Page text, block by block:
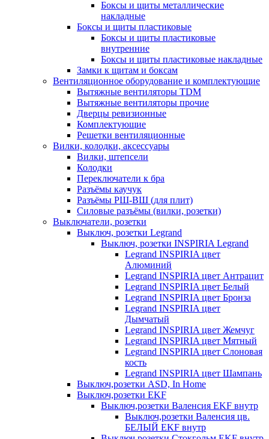
Боксы и щиты металлические
накладные
Боксы и щиты пластиковые
Боксы и щиты пластиковые
внутренние
Боксы и щиты пластиковые накладные
Замки к щитам и боксам
Вентиляционное оборудование и комплектующие
Вытяжные вентиляторы TDM
Вытяжные вентиляторы прочие
Дверцы ревизионные
Комплектующие
Решетки вентиляционные
Вилки, колодки, аксессуары
Вилки, штепсели
Колодки
Переключатели к бра
Разъёмы каучук
Разъёмы РШ-ВШ (для плит)
Силовые разъёмы (вилки, розетки)
Выключатели, розетки
Выключ, розетки Legrand
Выключ, розетки INSPIRIA Legrand
Legrand INSPIRIA цвет
Алюминий
Legrand INSPIRIA цвет Антрацит
Legrand INSPIRIA цвет Белый
Legrand INSPIRIA цвет Бронза
Legrand INSPIRIA цвет
Дымчатый
Legrand INSPIRIA цвет Жемчуг
Legrand INSPIRIA цвет Мятный
Legrand INSPIRIA цвет Слоновая
кость
Legrand INSPIRIA цвет Шампань
Выключ,розетки ASD, In Home
Выключ,розетки EKF
Выключ,розетки Валенсия EKF внутр
Выключ,розетки Валенсия цв.
БЕЛЫЙ EKF внутр